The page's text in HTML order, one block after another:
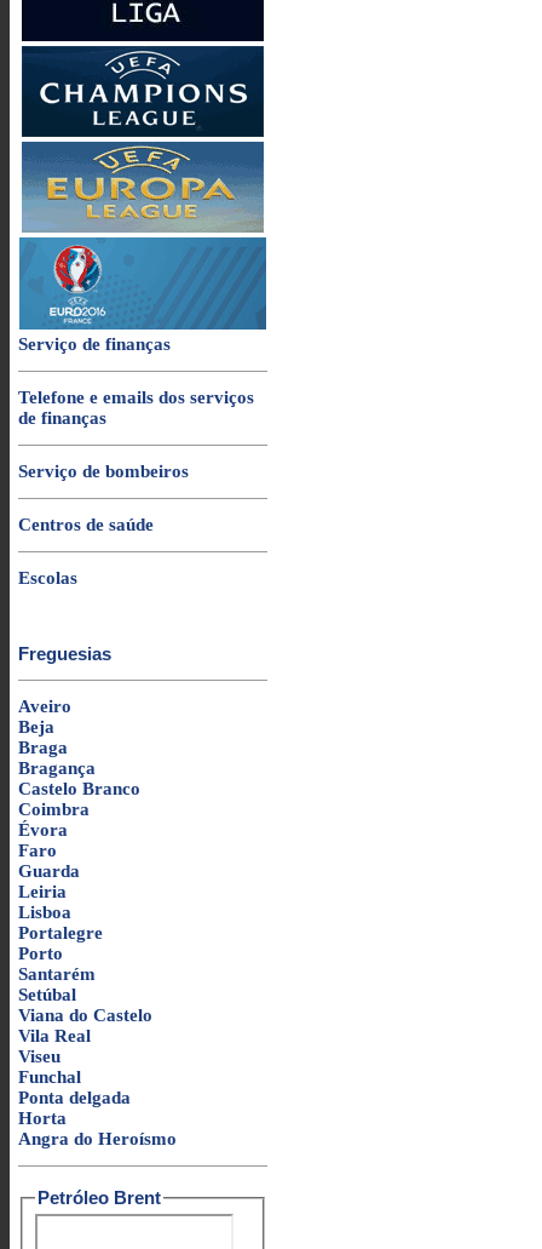
Serviço de finanças
Telefone e emails dos serviços
de finanças
Serviço de bombeiros
Centros de saúde
Escolas
Freguesias
Aveiro
Beja
Braga
Bragança
Castelo Branco
Coimbra
Évora
Faro
Guarda
Leiria
Lisboa
Portalegre
Porto
Santarém
Setúbal
Viana do Castelo
Vila Real
Viseu
Funchal
Ponta delgada
Horta
Angra do Heroísmo
Petróleo Brent